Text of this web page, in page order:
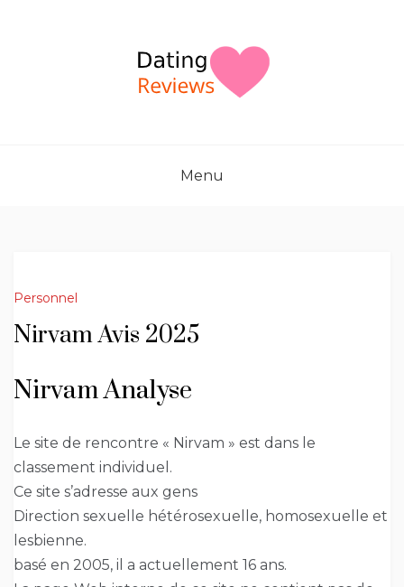
Menu
Personnel
Nirvam Avis 2025
Nirvam Analyse
Le site de rencontre « Nirvam » est dans le
classement individuel.
Ce site s’adresse aux gens
Direction sexuelle hétérosexuelle, homosexuelle et
lesbienne.
basé en 2005, il a actuellement 16 ans.